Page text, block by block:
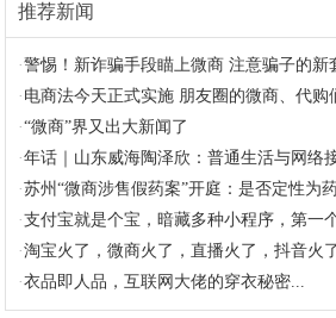
推荐新闻
·警惕！新诈骗手段瞄上微商 注意骗子的新
· 电商法今天正式实施 朋友圈的微商、代购
·“微商”界又出大新闻了
·年话｜山东威海陶泽欣：普通生活与网络
·苏州“微商涉售假药案”开庭：是否定性为
·支付宝就是个宝，暗藏多种小程序，第一
·淘宝火了，微商火了，直播火了，抖音火
·衣品即人品，互联网大佬的穿衣秘密...